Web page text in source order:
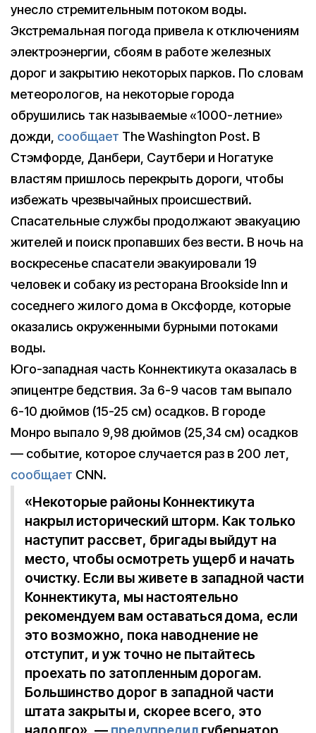
унесло стремительным потоком воды.
Экстремальная погода привела к отключениям
электроэнергии, сбоям в работе железных
дорог и закрытию некоторых парков. По словам
метеорологов, на некоторые города
обрушились так называемые «1000-летние»
дожди, сообщает The Washington Post. В
Стэмфорде, Данбери, Саутбери и Ногатуке
властям пришлось перекрыть дороги, чтобы
избежать чрезвычайных происшествий.
Спасательные службы продолжают эвакуацию
жителей и поиск пропавших без вести. В ночь на
воскресенье спасатели эвакуировали 19
человек и собаку из ресторана Brookside Inn и
соседнего жилого дома в Оксфорде, которые
оказались окруженными бурными потоками
воды.
Юго-западная часть Коннектикута оказалась в
эпицентре бедствия. За 6-9 часов там выпало
6-10 дюймов (15-25 см) осадков. В городе
Монро выпало 9,98 дюймов (25,34 см) осадков
— событие, которое случается раз в 200 лет,
сообщает CNN.
«Некоторые районы Коннектикута
накрыл исторический шторм. Как только
наступит рассвет, бригады выйдут на
место, чтобы осмотреть ущерб и начать
очистку. Если вы живете в западной части
Коннектикута, мы настоятельно
рекомендуем вам оставаться дома, если
это возможно, пока наводнение не
отступит, и уж точно не пытайтесь
проехать по затопленным дорогам.
Большинство дорог в западной части
штата закрыты и, скорее всего, это